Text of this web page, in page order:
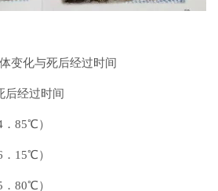
变化与死后经过时间
后经过时间
85℃）
15℃）
80℃）